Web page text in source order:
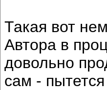
Такая вот
Автора в
довольно
сам -